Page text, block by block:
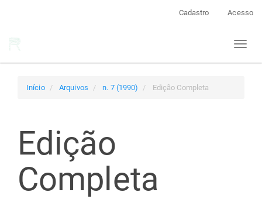
Cadastro Acesso
Toggle
Início Arquivos n. 7 (1990) Edição Completa
Edição
Completa